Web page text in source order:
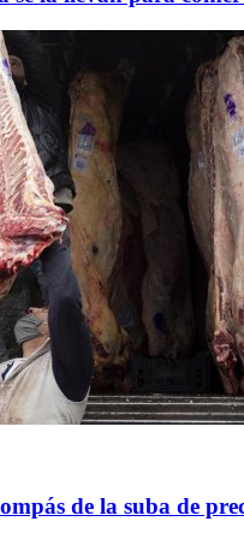
de la suba de